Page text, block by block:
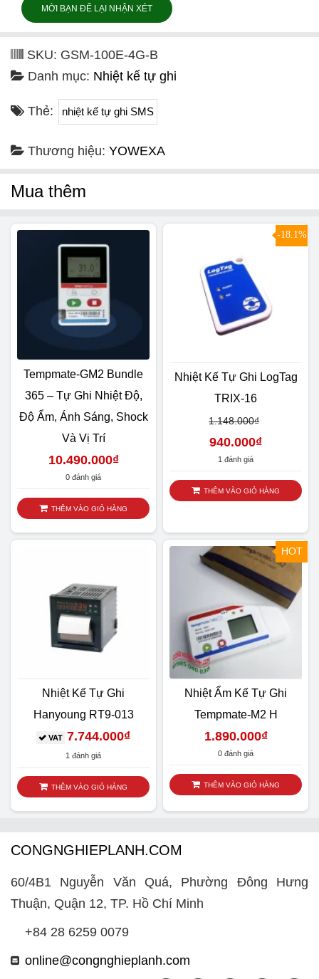
MỜI BẠN ĐỂ LẠI NHẬN XÉT
SKU: GSM-100E-4G-B
Danh mục: Nhiệt kế tự ghi
Thẻ: nhiệt kế tự ghi SMS
Thương hiệu: YOWEXA
Mua thêm
Tempmate-GM2 Bundle
365 – Tự Ghi Nhiệt Độ,
Độ Ẩm, Ánh Sáng, Shock
Và Vị Trí
10.490.000₫
0 đánh giá
THÊM VÀO GIỎ HÀNG
SALE
Nhiệt Kế Tự Ghi LogTag
TRIX-16
1.148.000₫
940.000₫
-18.1%
1 đánh giá
THÊM VÀO GIỎ HÀNG
Nhiệt Kế Tự Ghi
Hanyoung RT9-013
VAT 7.744.000₫
1 đánh giá
THÊM VÀO GIỎ HÀNG
HOT
Nhiệt Ẩm Kế Tự Ghi
Tempmate-M2 H
1.890.000₫
0 đánh giá
THÊM VÀO GIỎ HÀNG
CONGNGHIEPLANH.COM
60/4B1 Nguyễn Văn Quá, Phường Đông Hưng
Thuận, Quận 12, TP. Hồ Chí Minh
+84 28 6259 0079
online@congnghieplanh.com